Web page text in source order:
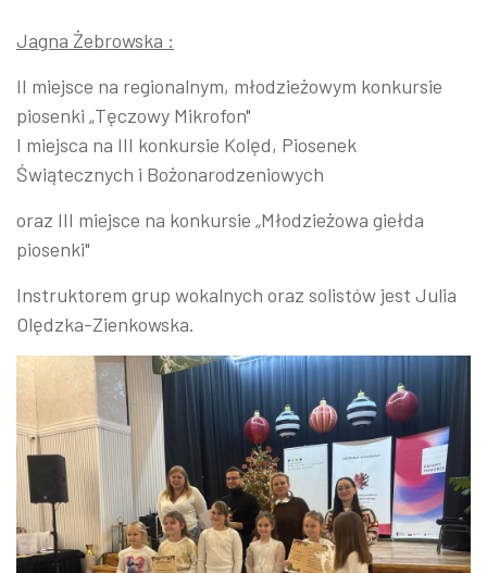
Jagna Żebrowska :
II miejsce na regionalnym, młodzieżowym konkursie
piosenki „Tęczowy Mikrofon"
I miejsca na III konkursie Kolęd, Piosenek
Świątecznych i Bożonarodzeniowych
oraz III miejsce na konkursie „Młodzieżowa giełda
piosenki"
Instruktorem grup wokalnych oraz solistów jest Julia
Olędzka-Zienkowska.